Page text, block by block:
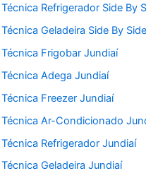
Refrigerador Side By
Geladeira Side By
Frigobar Jundiaí
Adega Jundiaí
Freezer Jundiaí
Ar-Condicionado
Refrigerador Jundiaí
Geladeira Jundiaí